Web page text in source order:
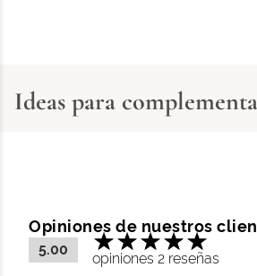
Ideas para
Opiniones de nuestros
5.00
opiniones 2 reseñas